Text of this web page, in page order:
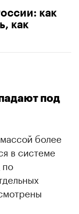
как
как
под
более
в системе
по